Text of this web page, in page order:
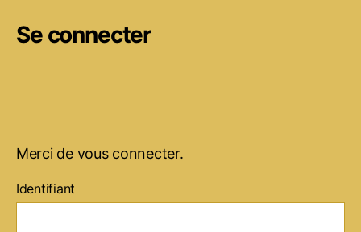
Se connecter
Merci de vous connecter.
Identifiant